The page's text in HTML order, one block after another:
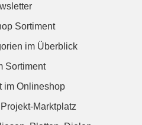
Sortiment
im Überblick
Sortiment
im Onlineshop
Marktplatz